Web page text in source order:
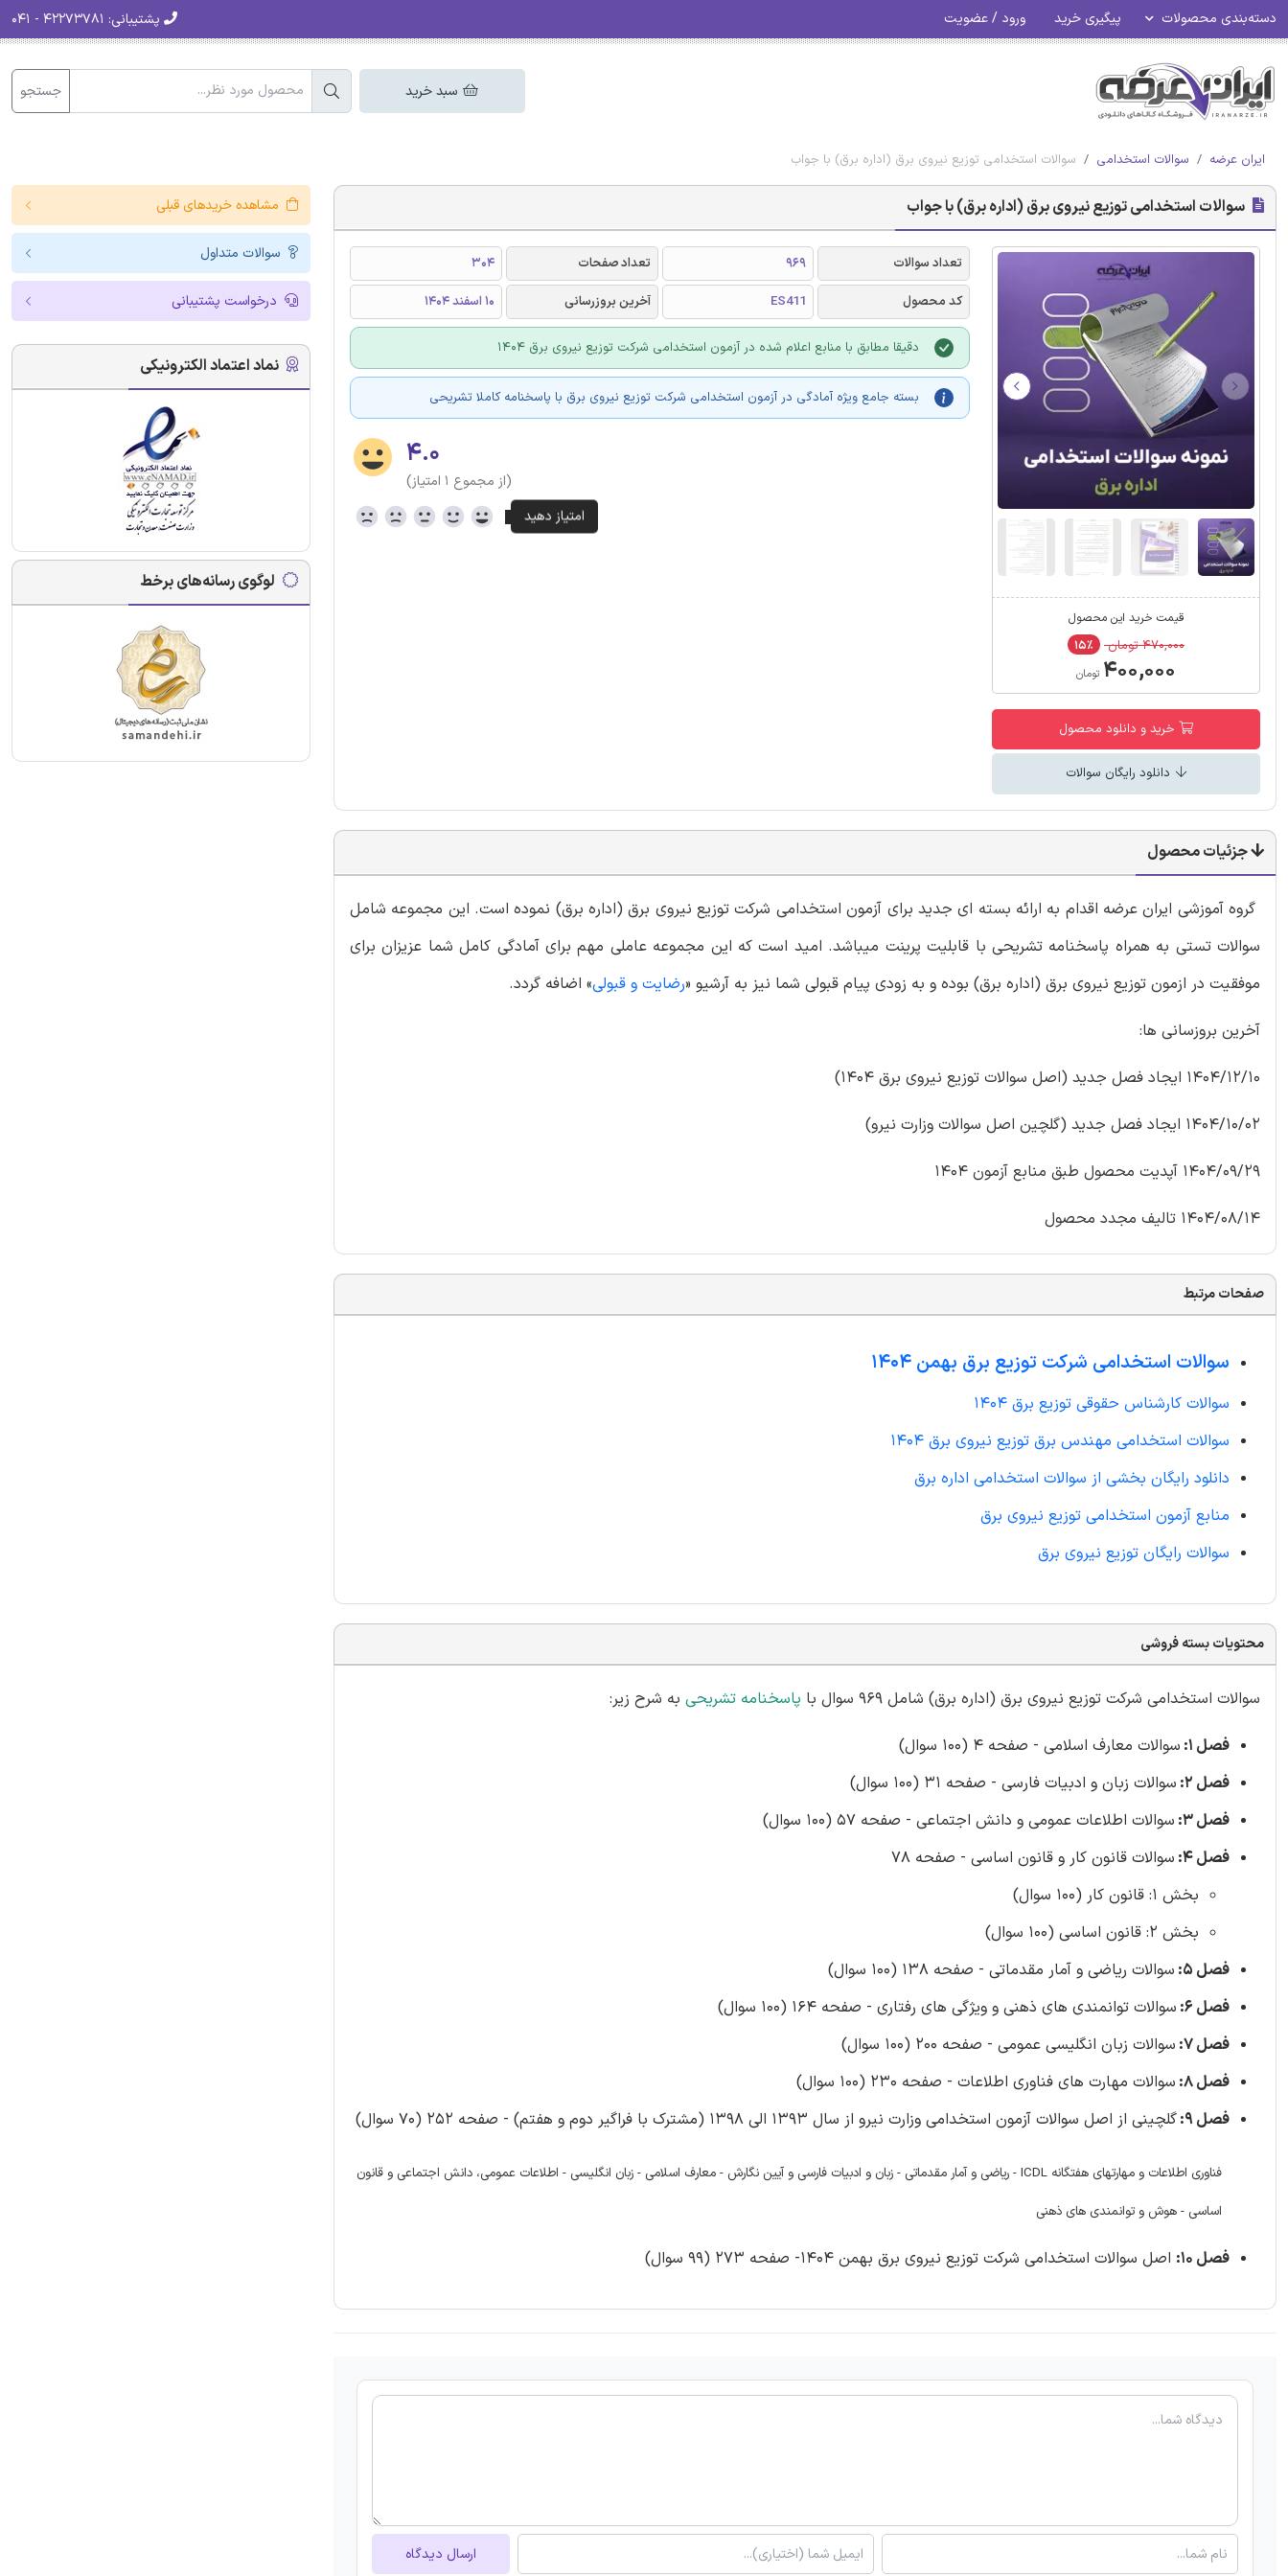
دسته‌بندی محصولات پیگیری خرید ورود / عضویت پشتیبانی:
سبد خرید جستجو
ایران عرضه سوالات استخدامی سوالات استخدامی توزیع نیروی برق (اداره برق) با جواب
سوالات استخدامی توزیع نیروی برق (اداره برق) با جواب
قیمت خرید این محصول
۴۷۰,۰۰۰ تومان ۱۵٪
۴۰۰,۰۰۰ تومان
خرید و دانلود محصول
دانلود رایگان سوالات
تعداد سوالات 969 تعداد صفحات
304
کد محصول
ES411 آخرین بروزرسانی 10 اسفند 1404
دقیقا مطابق با منابع اعلام شده در آزمون استخدامی شرکت توزیع نیروی برق 1404
بسته جامع ویژه آمادگی در آزمون استخدامی شرکت توزیع نیروی برق با پاسخنامه کاملا تشریحی
۴.۰
(از مجموع ۱ امتیاز)
جزئیات محصول
گروه آموزشی ایران عرضه اقدام به ارائه بسته ای جدید برای آزمون استخدامی شرکت توزیع نیروی برق (اداره برق) نموده است. این مجموعه شامل
سوالات تستی به همراه پاسخنامه تشریحی با قابلیت پرینت میباشد. امید است که این مجموعه عاملی مهم برای آمادگی کامل شما عزیزان برای
موفقیت در ازمون توزیع نیروی برق (اداره برق) بوده و به زودی پیام قبولی شما نیز به آرشیو «رضایت و قبولی» اضافه گردد.
آخرین بروزسانی ها:
1404/12/10 ایجاد فصل جدید (اصل سوالات توزیع نیروی برق 1404)
1404/10/02 ایجاد فصل جدید (گلچین اصل سوالات وزارت نیرو)
1404/09/29 آپدیت محصول طبق منابع آزمون 1404
1404/08/14 تالیف مجدد محصول
صفحات مرتبط
سوالات استخدامی شرکت توزیع برق بهمن 1404
سوالات کارشناس حقوقی توزیع برق 1404
سوالات استخدامی مهندس برق توزیع نیروی برق 1404
دانلود رایگان بخشی از سوالات استخدامی اداره برق
منابع آزمون استخدامی توزیع نیروی برق
سوالات رایگان توزیع نیروی برق
محتویات بسته فروشی
سوالات استخدامی شرکت توزیع نیروی برق (اداره برق) شامل 969 سوال با پاسخنامه تشریحی به شرح زیر:
فصل 1:
سوالات معارف اسلامی - صفحه 4 (100 سوال)
فصل 2:
سوالات زبان و ادبیات فارسی - صفحه 31 (100 سوال)
فصل 3:
سوالات اطلاعات عمومی و دانش اجتماعی - صفحه 57 (100 سوال)
فصل 4:
سوالات قانون کار و قانون اساسی - صفحه 78
بخش 1: قانون کار (100 سوال)
بخش 2: قانون اساسی (100 سوال)
فصل 5:
سوالات ریاضی و آمار مقدماتی - صفحه 138 (100 سوال)
فصل 6:
سوالات توانمندی های ذهنی و ویژگی های رفتاری - صفحه 164 (100 سوال)
فصل 7:
سوالات زبان انگلیسی عمومی - صفحه 200 (100 سوال)
فصل 8:
سوالات مهارت های فناوری اطلاعات - صفحه 230 (100 سوال)
فصل 9:
گلچینی از اصل سوالات آزمون استخدامی وزارت نیرو از سال 1393 الی 1398 (مشترک با فراگیر دوم و هفتم) - صفحه 252 (70 سوال)
فناوری اطلاعات و مهارتهای هفتگانه ICDL - ریاضی و آمار مقدماتی - زبان و ادبیات فارسی و آیین نگارش - معارف اسلامی - زبان انگلیسی - اطلاعات عمومی، دانش اجتماعی و قانون
اساسی - هوش و توانمندی های ذهنی
فصل 10: اصل سوالات استخدامی شرکت توزیع نیروی برق بهمن 1404- صفحه 273 (99 سوال)
ارسال دیدگاه
مشاهده خریدهای قبلی
سوالات متداول
درخواست پشتیبانی
نماد اعتماد الکترونیکی
لوگوی رسانه‌های برخط